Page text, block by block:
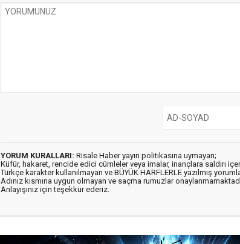
YORUM KURALLARI: Risale Haber yayın politikasına uymayan;
Küfür, hakaret, rencide edici cümleler veya imalar, inançlara saldırı
Türkçe karakter kullanılmayan ve BÜYÜK HARFLERLE yazılmış
Adınız kısmına uygun olmayan ve saçma rumuzlar
Anlayışınız için teşekkür ederiz.